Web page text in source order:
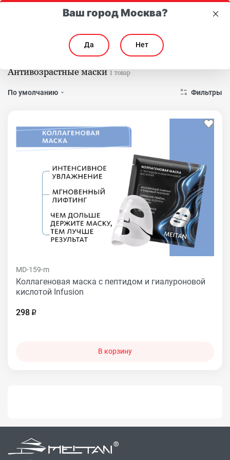
Для лица Маски Антивозраст
Антивозрастные маски1 товар
По умолчанию Фильтры
MD-159-m
Коллагеновая маска с пептидом и гиалуроновой
кислотой Infusion
298
В корзину
Ваш город Москва?
Да Нет